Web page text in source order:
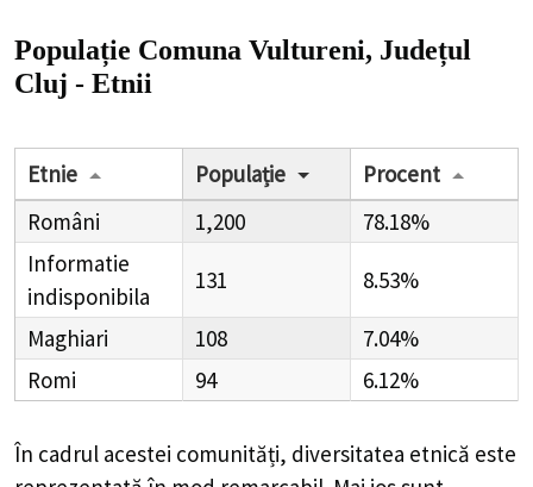
Populație Comuna Vultureni, Județul
Cluj - Etnii
Etnie Populație
Procent
Români
1,200
78.18%
Informatie
indisponibila
131 8.53%
Maghiari 108
7.04%
Romi
94 6.12%
În cadrul acestei comunități, diversitatea etnică este